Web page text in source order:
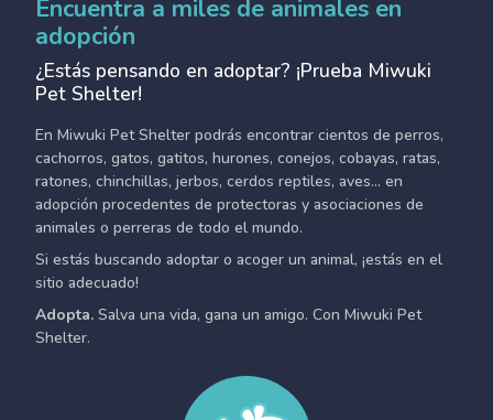
Encuentra a miles de animales en
adopción
¿Estás pensando en adoptar? ¡Prueba Miwuki
Pet Shelter!
En Miwuki Pet Shelter podrás encontrar cientos de perros,
cachorros, gatos, gatitos, hurones, conejos, cobayas, ratas,
ratones, chinchillas, jerbos, cerdos reptiles, aves... en
adopción procedentes de protectoras y asociaciones de
animales o perreras de todo el mundo.
Si estás buscando adoptar o acoger un animal, ¡estás en el
sitio adecuado!
Adopta. Salva una vida, gana un amigo. Con Miwuki Pet
Shelter.